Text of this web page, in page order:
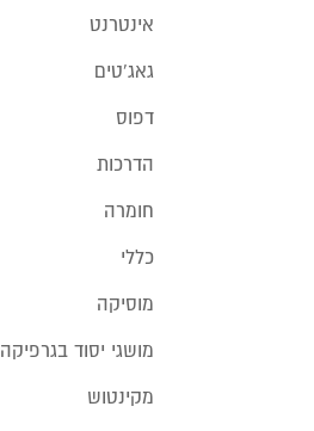
אינטרנט
גאג'טים
דפוס
הדרכות
חומרה
כללי
מוסיקה
מושגי יסוד בגרפיקה
מקינטוש